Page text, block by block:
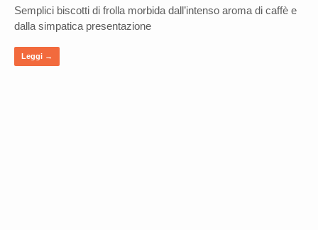
Semplici biscotti di frolla morbida dall’intenso aroma di caffè e
dalla simpatica presentazione
Leggi →